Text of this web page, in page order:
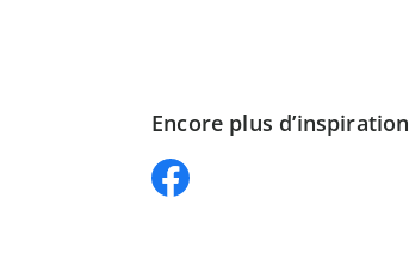
Encore plus d’inspiration